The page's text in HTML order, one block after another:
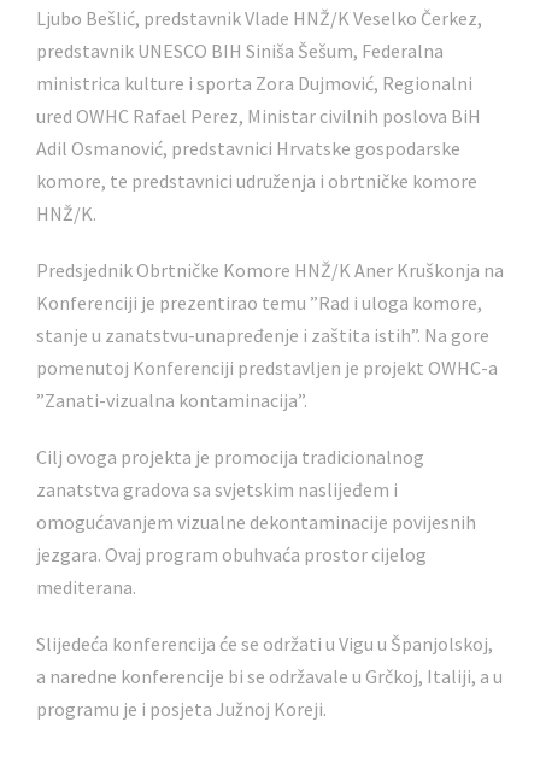
Ljubo Bešlić, predstavnik Vlade HNŽ/K Veselko Čerkez,
predstavnik UNESCO BIH Siniša Šešum, Federalna
ministrica kulture i sporta Zora Dujmović, Regionalni
ured OWHC Rafael Perez, Ministar civilnih poslova BiH
Adil Osmanović, predstavnici Hrvatske gospodarske
komore, te predstavnici udruženja i obrtničke komore
HNŽ/K.
Predsjednik Obrtničke Komore HNŽ/K Aner Kruškonja na
Konferenciji je prezentirao temu ”Rad i uloga komore,
stanje u zanatstvu-unapređenje i zaštita istih”. Na gore
pomenutoj Konferenciji predstavljen je projekt OWHC-a
”Zanati-vizualna kontaminacija”.
Cilj ovoga projekta je promocija tradicionalnog
zanatstva gradova sa svjetskim naslijeđem i
omogućavanjem vizualne dekontaminacije povijesnih
jezgara. Ovaj program obuhvaća prostor cijelog
mediterana.
Slijedeća konferencija će se održati u Vigu u Španjolskoj,
a naredne konferencije bi se održavale u Grčkoj, Italiji, a u
programu je i posjeta Južnoj Koreji.